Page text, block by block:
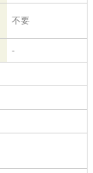
不要
-